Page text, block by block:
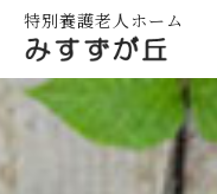
特別養護老人ホーム